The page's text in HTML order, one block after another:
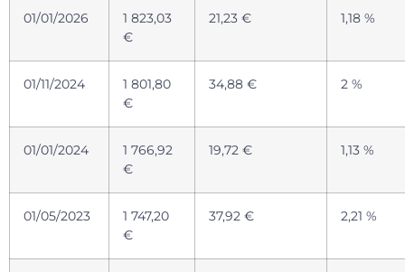
01/01/2026
1 823,03
€
21,23 € 1,18 %
01/11/2024
1 801,80
€
34,88 € 2 %
01/01/2024
1 766,92
€
19,72 € 1,13 %
01/05/2023
1 747,20
€
37,92 € 2,21 %